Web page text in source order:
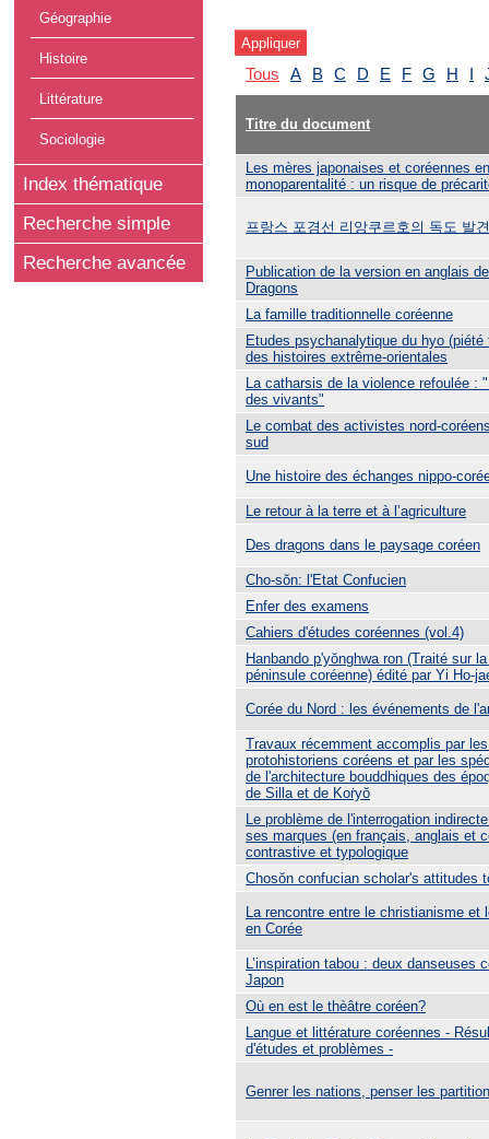
Géographie
Histoire
Littérature
Sociologie
Index thématique
Recherche simple
Recherche avancée
Tous A B C D E F G H I
Titre du document
Les mères japonaises et coréennes
monoparentalité : un risque de
프랑스 포경선 리앙쿠르호의 독도 발
Publication de la version en anglais
Dragons
La famille traditionnelle coréenne
Etudes psychanalytique du hyo (piété
des histoires extrême-orientales
La catharsis de la violence refoulée :
des vivants"
Le combat des activistes nord-
sud
Une histoire des échanges nippo-
Le retour à la terre et à l’agriculture
Des dragons dans le paysage coréen
Cho-sŏn: l'Etat Confucien
Enfer des examens
Cahiers d'études coréennes (vol.4)
Hanbando p'yŏnghwa ron (Traité sur
péninsule coréenne) édité par Yi Ho-
Corée du Nord : les événements de
Travaux récemment accomplis par
protohistoriens coréens et par les
de l'architecture bouddhiques des
de Silla et de Koṙyŏ
Le problème de l'interrogation
ses marques (en français, anglais et
contrastive et typologique
Chosŏn confucian scholar's attitudes
La rencontre entre le christianisme et
en Corée
L’inspiration tabou : deux danseuses
Japon
Où en est le thèâtre coréen?
Langue et littérature coréennes -
d'études et problèmes -
Genrer les nations, penser les